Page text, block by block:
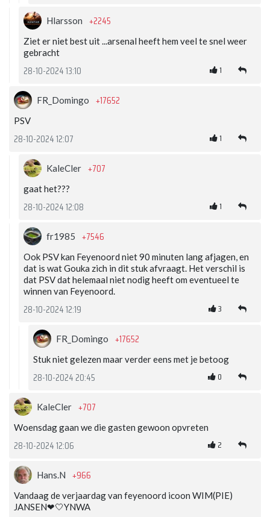
Hlarsson +2245
Ziet er niet best uit ...arsenal heeft hem veel te snel weer
gebracht
28-10-2024 13:10 1
FR_Domingo +17652
PSV
28-10-2024 12:07 1
KaleCler +707
gaat het???
28-10-2024 12:08 1
fr1985 +7546
Ook PSV kan Feyenoord niet 90 minuten lang afjagen, en
dat is wat Gouka zich in dit stuk afvraagt. Het verschil is
dat PSV dat helemaal niet nodig heeft om eventueel te
winnen van Feyenoord.
28-10-2024 12:19 3
FR_Domingo +17652
Stuk niet gelezen maar verder eens met je betoog
28-10-2024 20:45 0
KaleCler +707
Woensdag gaan we die gasten gewoon opvreten
28-10-2024 12:06 2
Hans.N +966
Vandaag de verjaardag van feyenoord icoon WIM(PIE)
JANSEN❤🤍YNWA